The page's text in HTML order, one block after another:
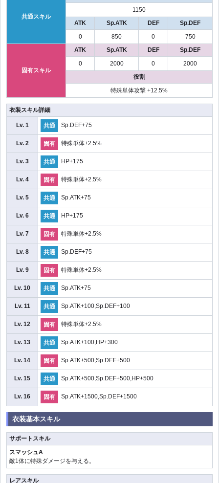
共通スキル
1150
ATK
Sp.ATK DEF
Sp.DEF
0
850 0 750
固有スキル
ATK Sp.ATK DEF
Sp.DEF
0
2000 0
2000
役割
特殊単体攻撃 +12.5%
衣装スキル詳細
Lv. 1 共通 Sp.DEF+75
Lv. 2 固有 特殊単体+2.5%
Lv. 3 共通 HP+175
Lv. 4 固有 特殊単体+2.5%
Lv. 5 共通 Sp.ATK+75
Lv. 6 共通 HP+175
Lv. 7 固有 特殊単体+2.5%
Lv. 8 共通 Sp.DEF+75
Lv. 9 固有 特殊単体+2.5%
Lv. 10 共通 Sp.ATK+75
Lv. 11 共通 Sp.ATK+100,Sp.DEF+100
Lv. 12 固有 特殊単体+2.5%
Lv. 13 共通 Sp.ATK+100,HP+300
Lv. 14 固有 Sp.ATK+500,Sp.DEF+500
Lv. 15 共通 Sp.ATK+500,Sp.DEF+500,HP+500
Lv. 16 固有 Sp.ATK+1500,Sp.DEF+1500
衣装基本スキル
サポートスキル
スマッシュA
敵1体に特殊ダメージを与える。
レアスキル